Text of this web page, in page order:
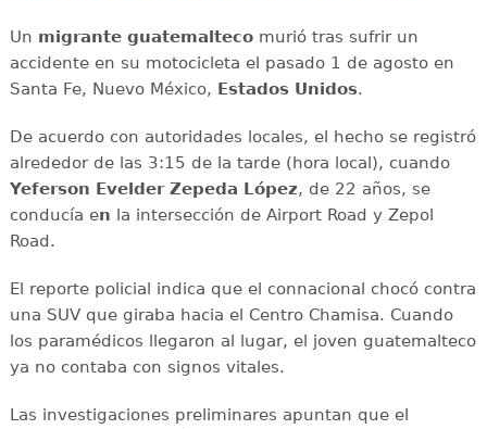
Un migrante guatemaltecomurió tras sufrir un
accidente en su motocicleta el pasado 1 de agosto en
Santa Fe, Nuevo México, Estados Unidos.
De acuerdo con autoridades locales, el hecho se registró
alrededor de las 3:15 de la tarde (hora local), cuando
Yeferson Evelder Zepeda López, de 22 años, se
conducía en la intersección de Airport Road y Zepol
Road.
El reporte policial indica que el connacional chocó contra
una SUV que giraba hacia el Centro Chamisa. Cuando
los paramédicos llegaron al lugar, el joven guatemalteco
ya no contaba con signos vitales.
Las investigaciones preliminares apuntan que el